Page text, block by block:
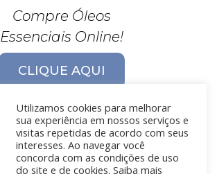
Compre Óleos
Essenciais Online!
CLIQUE AQUI
Utilizamos cookies para melhorar
sua experiência em nossos serviços e
visitas repetidas de acordo com seus
interesses. Ao navegar você
concorda com as condições de uso
do site e de cookies. Saiba mais